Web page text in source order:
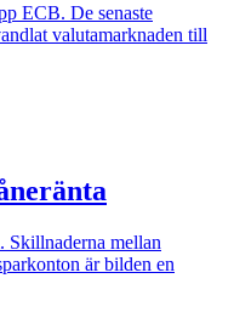
ECB. De senaste
valutamarknaden till
Skillnaderna mellan
är bilden en